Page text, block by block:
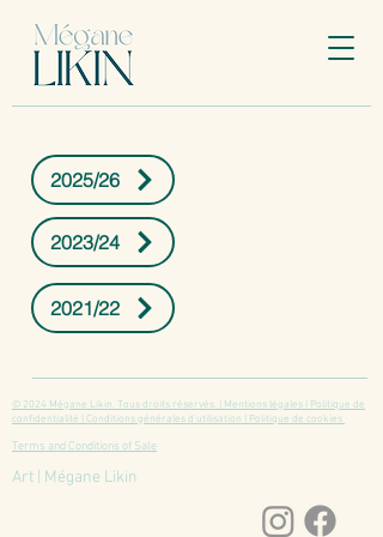
2025/26
2023/24
2021/22
© 2024 Mégane Likin. Tous droits réservés. | Mentions légales | Politique de
confidentialité | Conditions générales d'utilisation | Politique de cookies
Terms and Conditions of Sale
Art | Mégane Likin